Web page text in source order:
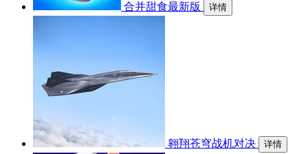
合并甜食最新版 详情
翱翔苍穹战机对决 详情